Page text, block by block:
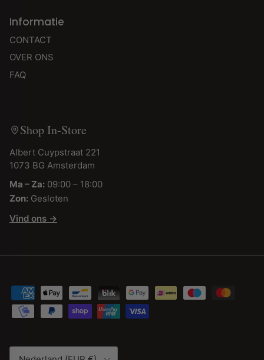
Informatie
CONTACT
OVER ONS
FAQ
Shop In-Store
Albert Cuypstraat 221
1073 BG Amsterdam
Ma – Za: 09:00 – 18:00
Zon: Gesloten
Vind ons →
Land/Regio